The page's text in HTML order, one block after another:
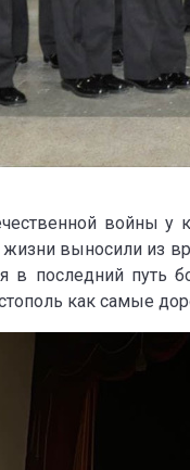
войны
жизни выносили из
в последний путь
как самые